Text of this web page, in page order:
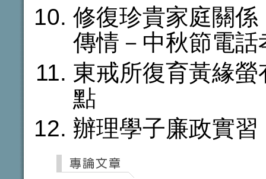
修復珍貴家庭關
傳情－中秋節電話
東戒所復育黃緣
點
辦理學子廉政實